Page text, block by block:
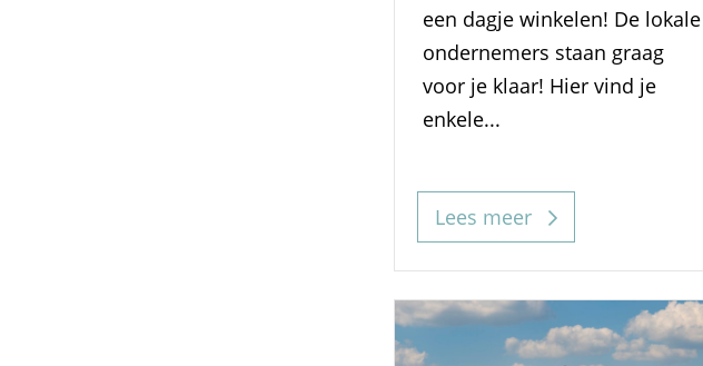
een dagje winkelen! De lokale
ondernemers staan graag
voor je klaar! Hier vind je
enkele...
Lees meer